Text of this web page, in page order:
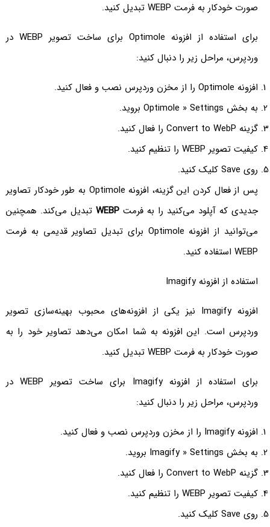
صورت خودکار به فرمت WEBP تبدیل کنید.
برای استفاده از افزونه Optimole برای ساخت تصویر WEBP در
وردپرس، مراحل زیر را دنبال کنید:
افزونه Optimole را از مخزن وردپرس نصب و فعال کنید.
به بخش Optimole » Settings بروید.
گزینه Convert to WebP را فعال کنید.
کیفیت تصویر WEBP را تنظیم کنید.
روی Save کلیک کنید.
پس از فعال کردن این گزینه، افزونه Optimole به طور خودکار تصاویر
جدیدی که آپلود می‌کنید را به فرمت WEBPتبدیل می‌کند. همچنین
می‌توانید از افزونه Optimole برای تبدیل تصاویر قدیمی به فرمت
WEBP استفاده کنید.
استفاده از افزونه Imagify
افزونه Imagify نیز یکی از افزونه‌های محبوب بهینه‌سازی تصویر
وردپرس است. این افزونه به شما امکان می‌دهد تصاویر خود را به
صورت خودکار به فرمت WEBP تبدیل کنید.
برای استفاده از افزونه Imagify برای ساخت تصویر WEBP در
وردپرس، مراحل زیر را دنبال کنید:
افزونه Imagify را از مخزن وردپرس نصب و فعال کنید.
به بخش Imagify » Settings بروید.
گزینه Convert to WebP را فعال کنید.
کیفیت تصویر WEBP را تنظیم کنید.
روی Save کلیک کنید.